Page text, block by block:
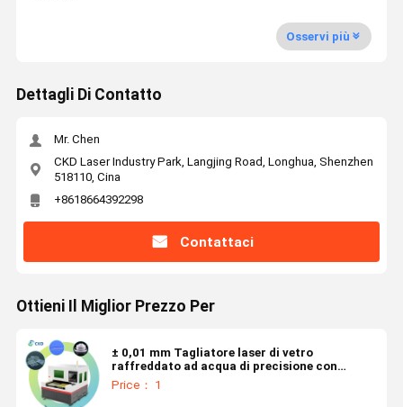
Osservi più
Dettagli Di Contatto
Mr. Chen
CKD Laser Industry Park, Langjing Road, Longhua, Shenzhen
518110, Cina
+8618664392298
Contattaci
Ottieni Il Miglior Prezzo Per
± 0,01 mm Tagliatore laser di vetro
raffreddato ad acqua di precisione con
righello di griglia del motore lineare XY
Price： 1